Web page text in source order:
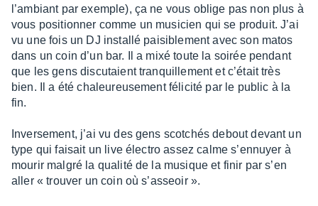
l’am­biant par exemple), ça ne vous oblige pas non plus à
vous posi­tion­ner comme un musi­cien qui se produit. J’ai
vu une fois un DJ installé paisi­ble­ment avec son matos
dans un coin d’un bar. Il a mixé toute la soirée pendant
que les gens discu­taient tranquille­ment et c’était très
bien. Il a été chaleu­reu­se­ment féli­cité par le public à la
fin.
Inver­se­ment, j’ai vu des gens scot­chés debout devant un
type qui faisait un live élec­tro assez calme s’en­nuyer à
mourir malgré la qualité de la musique et finir par s’en
aller « trou­ver un coin où s’as­seoir ».